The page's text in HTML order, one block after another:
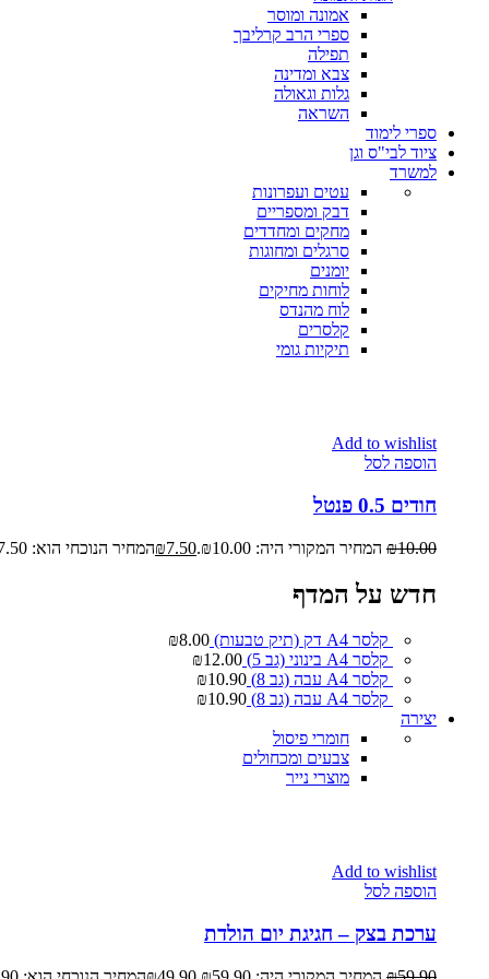
אמונה ומוסר
ספרי הרב קרליבך
תפילה
צבא ומדינה
גלות וגאולה
השראה
ספרי לימוד
ציוד לבי"ס וגן
למשרד
עטים ועפרונות
דבק ומספריים
מחקים ומחדדים
סרגלים ומחוגות
יומנים
לוחות מחיקים
לוח מהנדס
קלסרים
תיקיות גומי
Add to wishlist
הוספה לסל
חודים 0.5 פנטל
₪10.00 המחיר המקורי היה: ₪10.00. ₪7.50 המחיר הנוכחי הוא: ₪7.50.
חדש על המדף
קלסר A4 דק (תיק טבעות) ₪8.00
קלסר A4 בינוני (גב 5)
₪12.00
קלסר A4 עבה (גב 8)
₪10.90
קלסר A4 עבה (גב 8)
₪10.90
יצירה
חומרי פיסול
צבעים ומכחולים
מוצרי נייר
Add to wishlist
הוספה לסל
ערכת בצק – חגיגת יום הולדת